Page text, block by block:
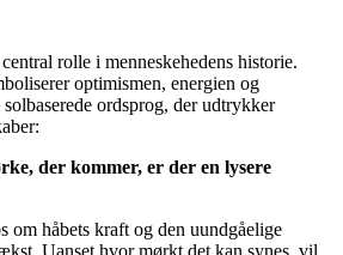
rolle i menneskehedens historie.
optimismen, energien og
ordsprog, der udtrykker
der kommer, er der en lysere
om håbets kraft og den uundgåelige